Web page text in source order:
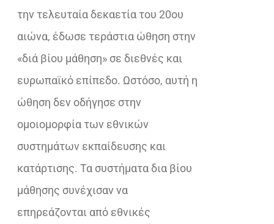
την τελευταία δεκαετία του 20ου
αιώνα, έδωσε τεράστια ώθηση στην
«διά βίου μάθηση» σε διεθνές και
ευρωπαϊκό επίπεδο. Ωστόσο, αυτή η
ώθηση δεν οδήγησε στην
ομοιομορφία των εθνικών
συστημάτων εκπαίδευσης και
κατάρτισης. Τα συστήματα δια βίου
μάθησης συνέχισαν να
επηρεάζονται από εθνικές